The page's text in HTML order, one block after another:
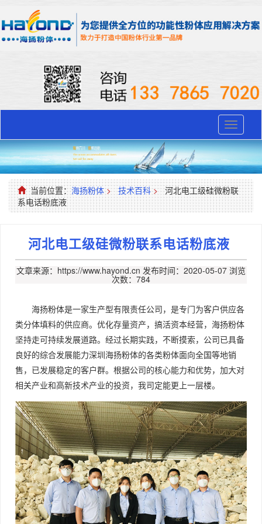
Toggle
当前位置：海扬粉体 > 技术百科 > 河北电工级硅微粉联
系电话粉底液
河北电工级硅微粉联系电话粉底液
文章来源：https://www.hayond.cn 发布时间：2020-05-07 浏览
次数：784
海扬粉体是一家生产型有限责任公司，是专门为客户供应各
类分体填料的供应商。优化存量资产，搞活资本经营，海扬粉体
坚持走可持续发展道路。经过长期实践，不断摸索，公司已具备
良好的综合发展能力深圳海扬粉体的各类粉体面向全国等地销
售，已发展稳定的客户群。根据公司的核心能力和优势，加大对
相关产业和高新技术产业的投资，我司定能更上一层楼。